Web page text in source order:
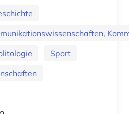
Sport